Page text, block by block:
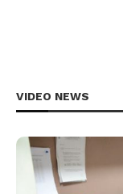
VIDEO NEWS